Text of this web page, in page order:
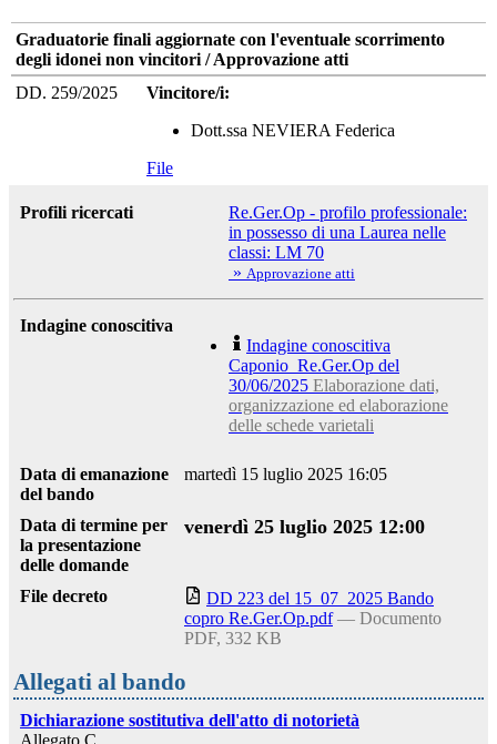
Graduatorie finali aggiornate con l'eventuale scorrimento
degli idonei non vincitori / Approvazione atti
DD. 259/2025
Vincitore/i:
Dott.ssa NEVIERA Federica
File
Profili ricercati
Re.Ger.Op - profilo professionale:
in possesso di una Laurea nelle
classi: LM 70
» Approvazione atti
Indagine conoscitiva
Indagine conoscitiva
Caponio_Re.Ger.Op del
30/06/2025 Elaborazione dati,
organizzazione ed elaborazione
delle schede varietali
Data di emanazione
del bando
martedì 15 luglio 2025 16:05
Data di termine per
la presentazione
delle domande
venerdì 25 luglio 2025 12:00
File decreto
DD 223 del 15_07_2025 Bando
copro Re.Ger.Op.pdf — Documento
PDF, 332 KB
Allegati al bando
Dichiarazione sostitutiva dell'atto di notorietà
Allegato C